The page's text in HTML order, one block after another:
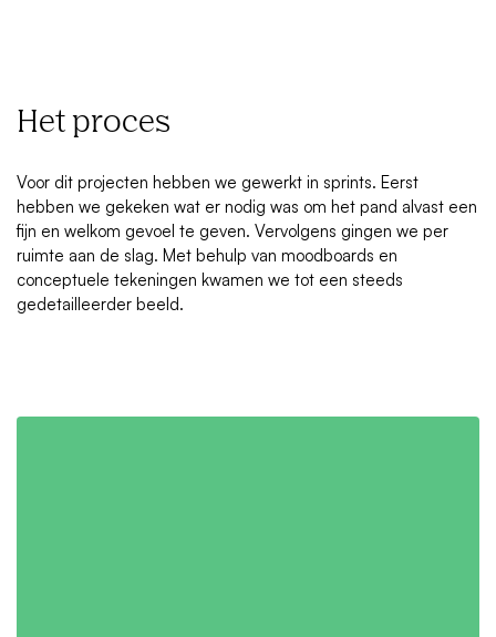
Het proces
Voor dit projecten hebben we gewerkt in sprints. Eerst
hebben we gekeken wat er nodig was om het pand alvast een
fijn en welkom gevoel te geven. Vervolgens gingen we per
ruimte aan de slag. Met behulp van moodboards en
conceptuele tekeningen kwamen we tot een steeds
gedetailleerder beeld.